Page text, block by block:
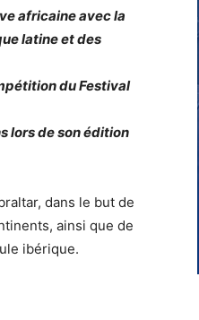
africaine avec la
latine et des
du Festival
lors de son édition
dans le but de
ainsi que de
ibérique.